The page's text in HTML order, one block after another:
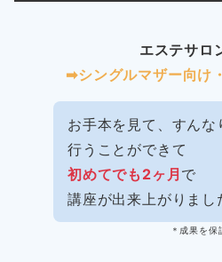
エステサロ
➡︎シングルマザー向け
お手本を見て、すんな
行うことができて
初めてでも2ヶ月 で
講座が出来上がりまし
＊成果を保証するもの